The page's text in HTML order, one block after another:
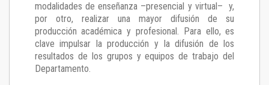
modalidades de enseñanza –presencial y virtual– y,
por otro, realizar una mayor difusión de su
producción académica y profesional. Para ello, es
clave impulsar la producción y la difusión de los
resultados de los grupos y equipos de trabajo del
Departamento.